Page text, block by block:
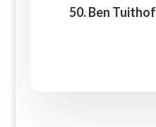
50. Ben Tuithof